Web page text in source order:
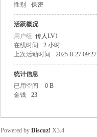
M
性别 保密
活跃概况
用户组 传人LV1
在线时间
2 小时
上次活动时间
2025-8-27 09:27
统计信息
已用空间
0 B
金钱
23
Powered by Discuz! X3.4